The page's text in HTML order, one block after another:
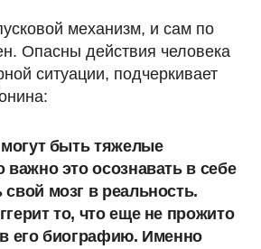
механизм, и сам по
Опасны действия человека
ситуации, подчеркивает
могут быть тяжелые
важно это осознавать в себе
мозг в реальность.
то, что еще не прожито
его биографию. Именно